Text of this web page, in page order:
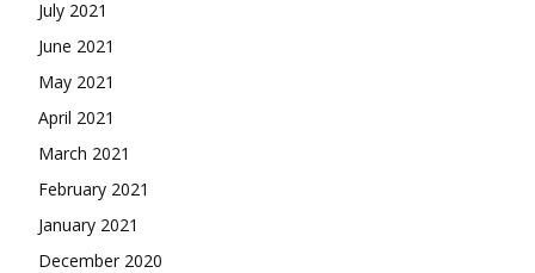
July 2021
June 2021
May 2021
April 2021
March 2021
February 2021
January 2021
December 2020